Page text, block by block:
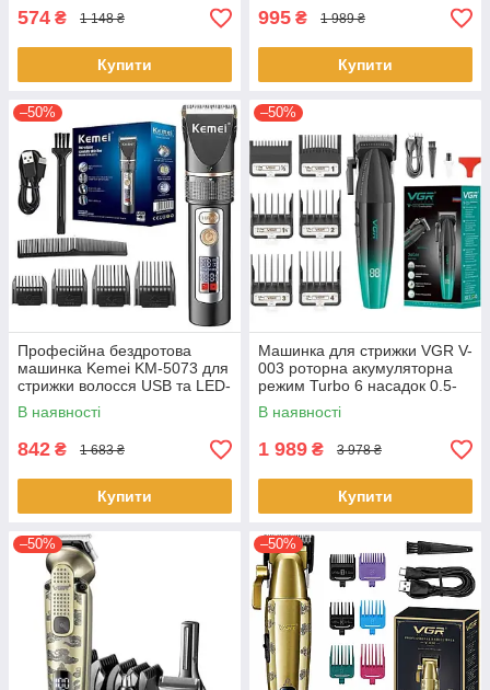
574 ₴ 1 148 ₴
Купити
995 ₴ 1 989 ₴
Купити
–50%
Професійна бездротова
машинка Kemei KM-5073 для
стрижки волосся USB та LED-
дисплеєм 5вт Чорний
В наявності
842 ₴ 1 683 ₴
Купити
–50%
Машинка для стрижки VGR V-
003 роторна акумуляторна
режим Turbo 6 насадок 0.5-
12 мм LED-індикатор 5 Вт
Чорний з бірюзовим
В наявності
1 989 ₴ 3 978 ₴
Купити
–50% –50%